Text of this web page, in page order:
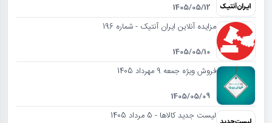
1405/05/12
مزایده آنلاین ایران آنتیک - شماره 196
1405/05/10
فروش ویژه جمعه 9 مهرداد 1405
1405/05/09
لیست جدید کالاها - 5 مرداد 1405